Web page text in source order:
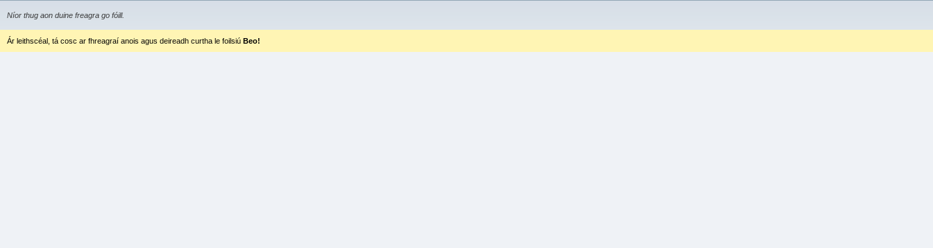
Níor thug aon duine freagra go fóill.
Ár leithscéal, tá cosc ar fhreagraí anois agus deireadh curtha le foilsiú Beo!